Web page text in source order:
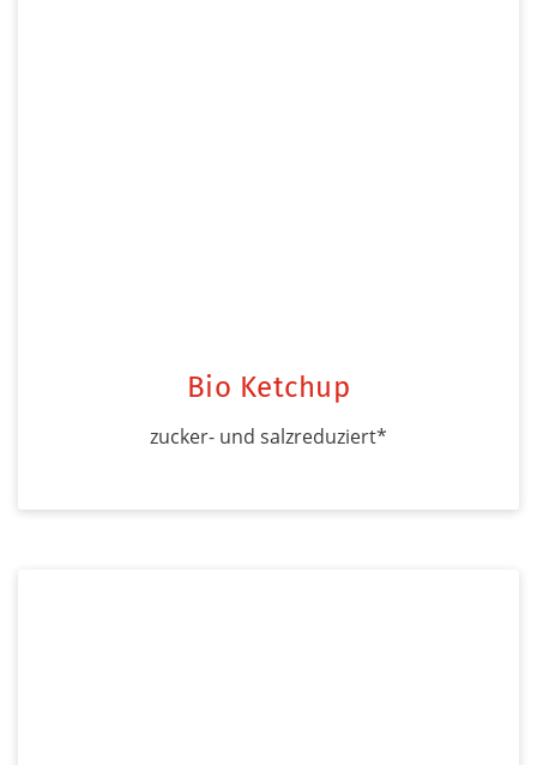
Bio Ketchup
zucker- und salzreduziert*